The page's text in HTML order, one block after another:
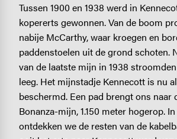
Tussen 1900 en 1938 werd in
kopererts gewonnen. Van de boom
nabije McCarthy, waar kroegen en
paddenstoelen uit de grond schoten.
van de laatste mijn in 1938
leeg. Het mijnstadje Kennecott is nu
beschermd. Een pad brengt ons naar
Bonanza-mijn, 1.150 meter hogerop.
ontdekken we de resten van de